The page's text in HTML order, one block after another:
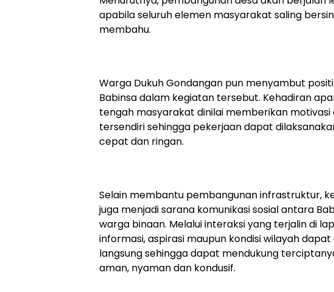
apabila seluruh elemen masyarakat saling
membahu.
Warga Dukuh Gondangan pun menyambut
Babinsa dalam kegiatan tersebut. Kehadiran
tengah masyarakat dinilai memberikan motivasi
tersendiri sehingga pekerjaan dapat
cepat dan ringan.
Selain membantu pembangunan infrastruktur,
juga menjadi sarana komunikasi sosial antara
warga binaan. Melalui interaksi yang terjalin di
informasi, aspirasi maupun kondisi wilayah
langsung sehingga dapat mendukung
aman, nyaman dan kondusif.